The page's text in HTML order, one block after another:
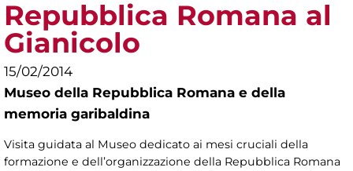
Repubblica Romana al
Gianicolo
15/02/2014
Museo della Repubblica Romana e della
memoria garibaldina
Visita guidata al Museo dedicato ai mesi cruciali della
formazione e dell’organizzazione della Repubblica Romana